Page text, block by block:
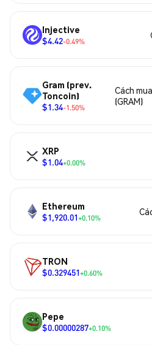
Injective
$4.42-0.49%
Gram (prev.
Toncoin)
$1.34-1.50%
Cách
(GRAM)
XRP
$1.04+0.00%
Ethereum
$1,920.01+0.10%
TRON
$0.329451+0.60%
Pepe
$0.00000287+0.10%